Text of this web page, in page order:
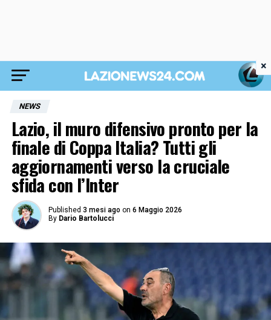
NEWS
Lazio, il muro difensivo pronto per la
finale di Coppa Italia? Tutti gli
aggiornamenti verso la cruciale
sfida con l’Inter
Published 3 mesi ago on 6 Maggio 2026
By Dario Bartolucci
×